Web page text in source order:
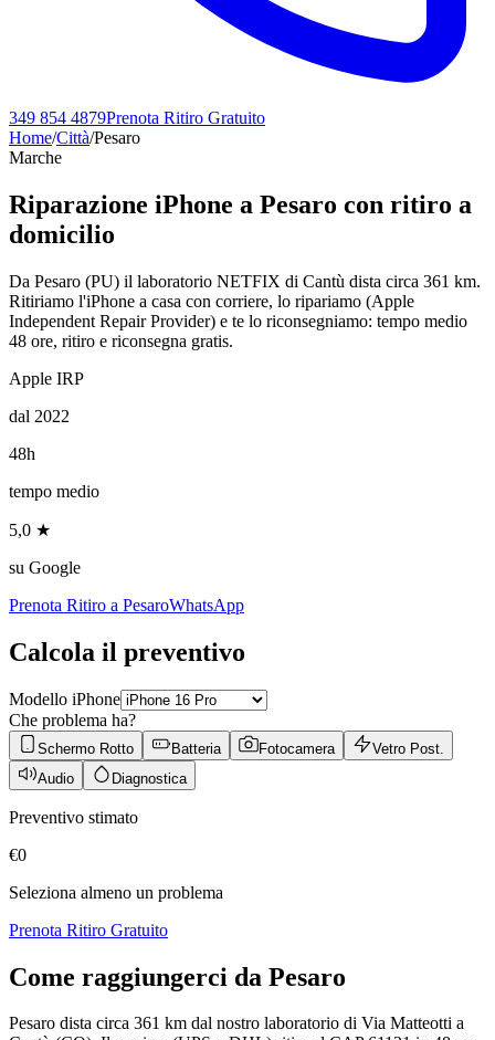
349 854 4879Prenota Ritiro Gratuito
Home/Città/Pesaro
Marche
Riparazione iPhone a Pesaro con ritiro a
domicilio
Da Pesaro (PU) il laboratorio NETFIX di Cantù dista circa 361 km.
Ritiriamo l'iPhone a casa con corriere, lo ripariamo (Apple
Independent Repair Provider) e te lo riconsegniamo: tempo medio
48 ore, ritiro e riconsegna gratis.
Apple IRP
dal 2022
48h
tempo medio
5,0 ★
su Google
Prenota Ritiro a PesaroWhatsApp
Calcola il preventivo
Modello iPhone
Che problema ha?
Schermo Rotto Batteria Fotocamera
Vetro Post.
Audio
Diagnostica
Preventivo stimato
€0
Seleziona almeno un problema
Prenota Ritiro Gratuito
Come raggiungerci da Pesaro
Pesaro dista circa 361 km dal nostro laboratorio di Via Matteotti a